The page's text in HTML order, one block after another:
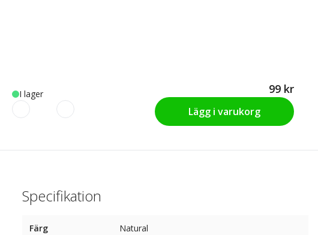
I lager 99 kr
Lägg i varukorg
Specifikation
Färg Natural